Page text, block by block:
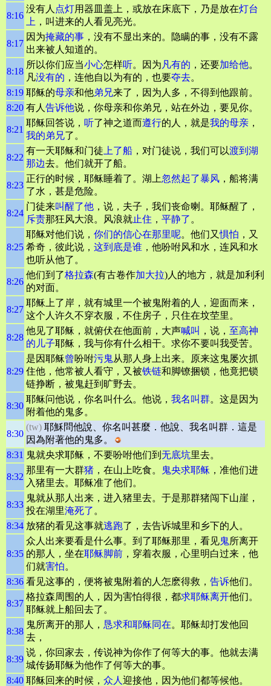
8:16
没有人 点灯用器皿盖上，或放在床底下，乃是放在灯台
上 ，叫进来的人看见亮光。
8:17
因为掩藏的事 ，没有不显出来的。隐瞒的事，没有不露
出来被人知道的。
8:18
所以你们应当小心怎样听。因为 凡有的 ，还要加给他。
凡没有的 ，连他自以为有的，也要夺去。
8:19 耶稣的母亲和他弟兄来了，因为人多，不得到他跟前。
8:20 有人 告诉他说，你母亲和你弟兄，站在外边，要见你。
8:21
耶稣回答说， 听了神之道而遵行的人，就是我的母亲 ，
我的弟兄了。
8:22
有一天耶稣和门徒 上了船 ，对门徒说，我们可以渡到湖
那边去。他们就开了船。
8:23
正行的时候，耶稣睡着了。湖上忽然起了暴风 ，船将满
了水，甚是危险。
8:24
门徒来叫醒了他 ，说，夫子，我们丧命喇。耶稣醒了，
斥责那狂风大浪。风浪就止住 ， 平静了 。
8:25
耶稣对他们说， 你们的信心在那里呢。他们又惧怕 ，又
希奇，彼此说， 这到底是谁 ，他吩咐风和水，连风和水
也听从他了。
8:26
他们到了格拉森(有古卷作加大拉)人的地方，就是加利利
的对面。
8:27
耶稣上了岸，就有城里一个被鬼附着的人，迎面而来，
这个人许久不穿衣服，不住房子，只住在坟茔里。
8:28
他见了耶稣，就俯伏在他面前，大声喊叫 ，说， 至高神
的儿子耶稣，我与你有什么相干。求你不要叫我受苦。
8:29
是因耶稣曾吩咐污鬼从那人身上出来。原来这鬼屡次抓
住他，他常被人看守，又被铁链和脚镣捆锁，他竟把锁
链挣断，被鬼赶到旷野去。
8:30
耶稣问他说，你名叫什么。他说， 我名叫群。这是因为
附着他的鬼多。
8:30
(tw) 耶穌問他說、你名叫甚麼．他說、我名叫群．這是
因為附著他的鬼多。
8:31 鬼就央求耶稣，不要吩咐他们到 无底坑里去。
8:32
那里有一大群猪 ，在山上吃食。 鬼央求耶稣 ，准他们进
入猪里去。耶稣准了他们。
8:33
鬼就从那人出来，进入猪里去。于是那群猪闯下山崖，
投在湖里淹死了 。
8:34 放猪的看见这事就逃跑了，去告诉城里和乡下的人。
8:35
众人出来要看是什么事。到了耶稣那里，看见鬼所离开
的那人，坐在耶稣脚前 ，穿着衣服，心里明白过来，他
们就害怕。
8:36 看见这事的，便将被鬼附着的人怎麽得救， 告诉他们。
8:37
格拉森周围的人，因为害怕得很，都求耶稣离开他们。
耶稣就上船回去了。
8:38
鬼所离开的那人， 恳求和耶稣同在。耶稣却打发他回
去，
8:39
说，你回家去，传说神为你作了何等大的事。他就去满
城传扬耶稣为他作了何等大的事。
8:40 耶稣回来的时候， 众人 迎接他，因为他们都等候他。